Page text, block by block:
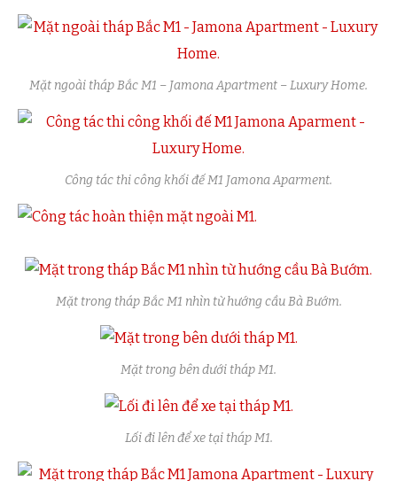
Mặt ngoài tháp Bắc M1 – Jamona Apartment – Luxury Home.
Công tác thi công khối đế M1 Jamona Aparment.
Mặt trong tháp Bắc M1 nhìn từ hướng cầu Bà Bướm.
Mặt trong bên dưới tháp M1.
Lối đi lên để xe tại tháp M1.